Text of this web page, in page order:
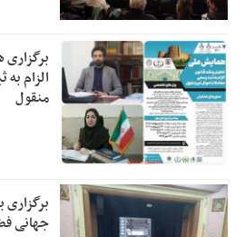
الزام
منقول
جهانی